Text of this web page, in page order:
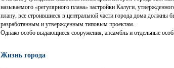
называемого «регулярного плана» застройки Калуги,
плану, все строившиеся в центральной части города дома
разработанным и утвержденным типовым проектам.
Однако особо выдающиеся сооружения, ансамбль и отдельные
Жизнь города